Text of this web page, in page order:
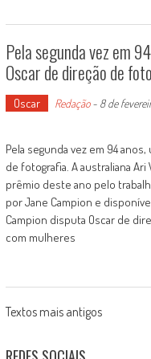
Pela segunda vez em
Oscar de direção de
Oscar Redação- 8 de
Pela segunda vez em 94
de fotografia. A australiana
prêmio deste ano pelo
por Jane Campion e
Campion disputa Oscar de
com mulheres
Posts
navigation
Textos mais antigos